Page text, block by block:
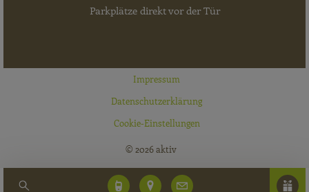
Suche TelefonAnfahrtE-
Parkplätze direkt vor der Tür
Impressum
Datenschutzerklärung
Cookie-Einstellungen
© 2026 aktiv